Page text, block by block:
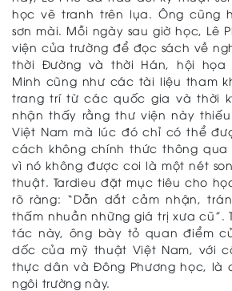
học vẽ tranh trên lụa. Ông cũng
sơn mài. Mỗi ngày sau giờ học, Lê
viện của trường để đọc sách về
thời Đường và thời Hán, hội họa
Minh cũng như các tài liệu tham
trang trí từ các quốc gia và thời
nhận thấy rằng thư viện này
Việt Nam mà lúc đó chỉ có thể
cách không chính thức thông
vì nó không được coi là một nét
thuật. Tardieu đặt mục tiêu cho
rõ ràng: “Dẫn dắt cảm nhận,
thấm nhuần những giá trị xưa cũ”.
tác này, ông bày tỏ quan điểm
dốc của mỹ thuật Việt Nam, với
thực dân và Đông Phương học, là
ngôi trường này.